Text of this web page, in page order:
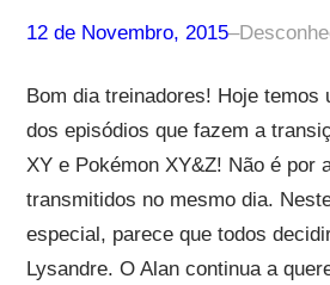
12 de Novembro, 2015–
Bom dia treinadores! Hoje temos
dos episódios que fazem a
XY e Pokémon XY&Z! Não é por
transmitidos no mesmo dia.
especial, parece que todos
Lysandre. O Alan continua a